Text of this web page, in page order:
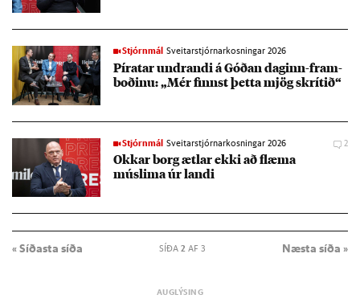
Stjórnmál Sveitarstjórnarkosningar 2026
Pírat­ar undr­andi á Góð­an dag­inn-fram­
boð­inu: „Mér finnst þetta mjög skrít­ið“
Stjórnmál Sveitarstjórnarkosningar 2026 2
Okk­ar borg ætl­ar ekki að flæma
múslima úr landi
« Síðasta síða SÍÐA 2 AF 3 Næsta síða »